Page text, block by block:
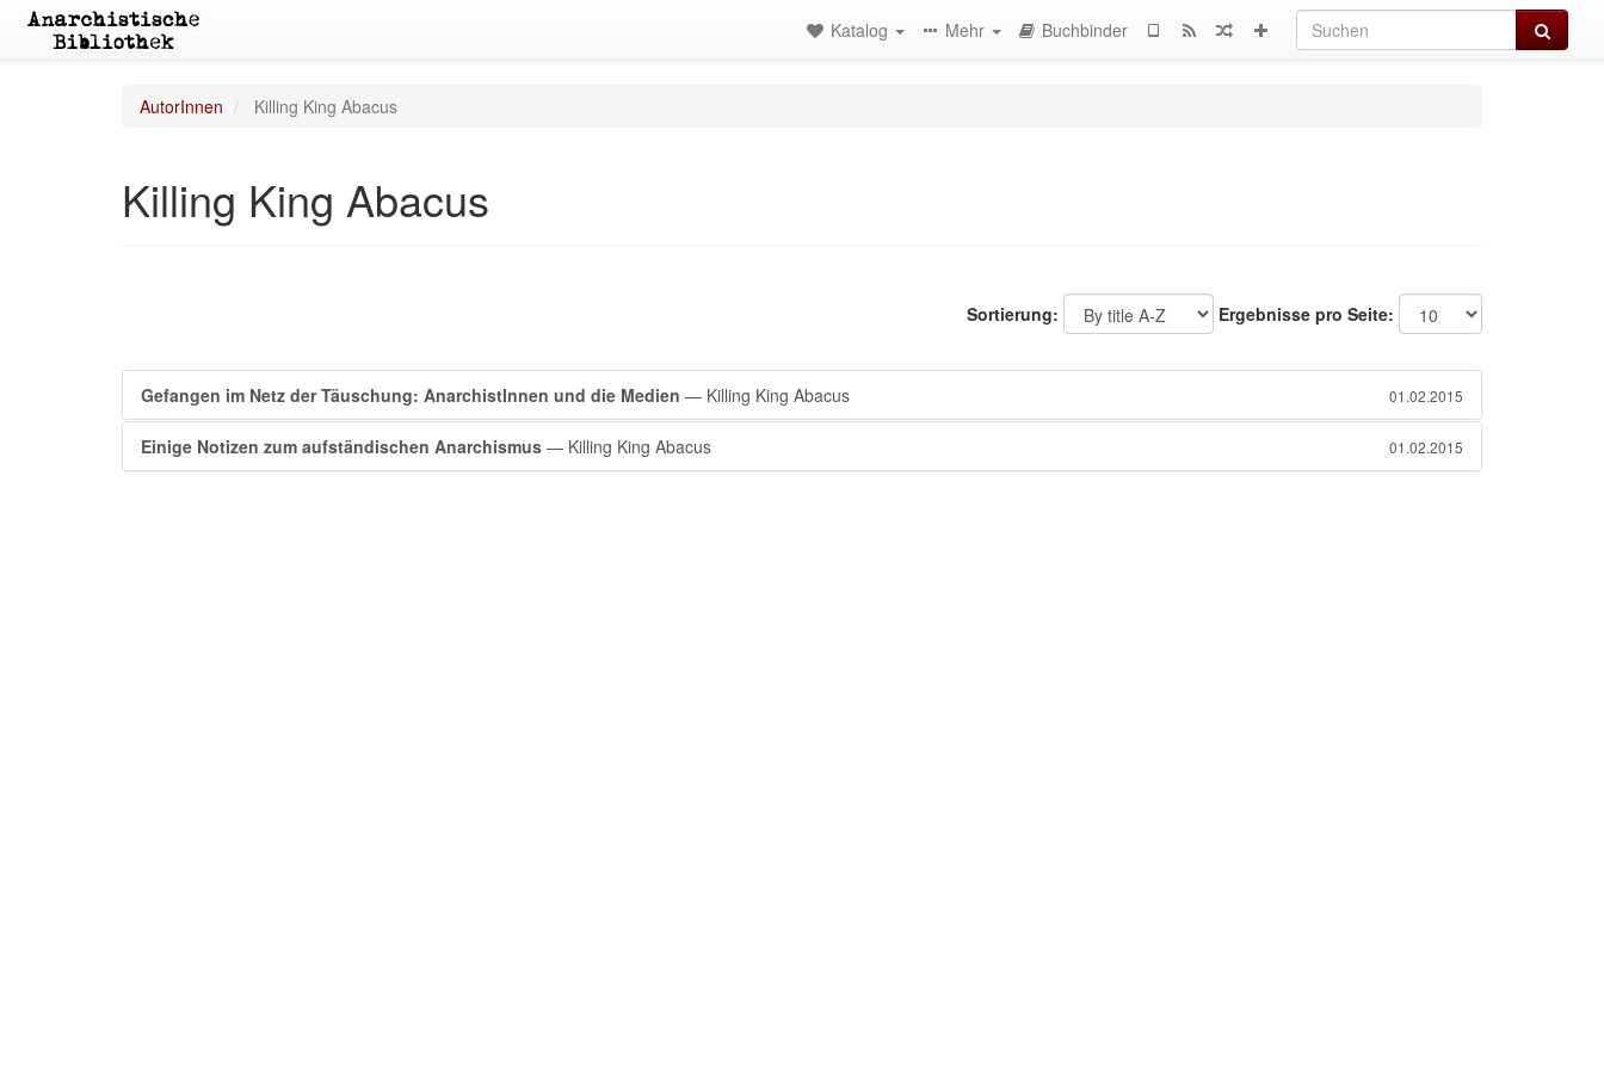
Suchen
Katalog Mehr Buchbinder
AutorInnen Killing King Abacus
Killing King Abacus
Sortierung: Ergebnisse pro Seite:
Gefangen im Netz der Täuschung: AnarchistInnen und die Medien — Killing King Abacus 01.02.2015
Einige Notizen zum aufständischen Anarchismus — Killing King Abacus 01.02.2015